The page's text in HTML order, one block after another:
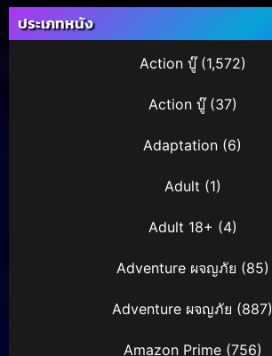
ประเภทหนัง
Action บู๊(1,572)
Action บู๊(37)
Adaptation (6)
Adult (1)
Adult 18+ (4)
Adventure ผจญภัย (85)
Adventure ผจญภัย (887)
Amazon Prime(756)